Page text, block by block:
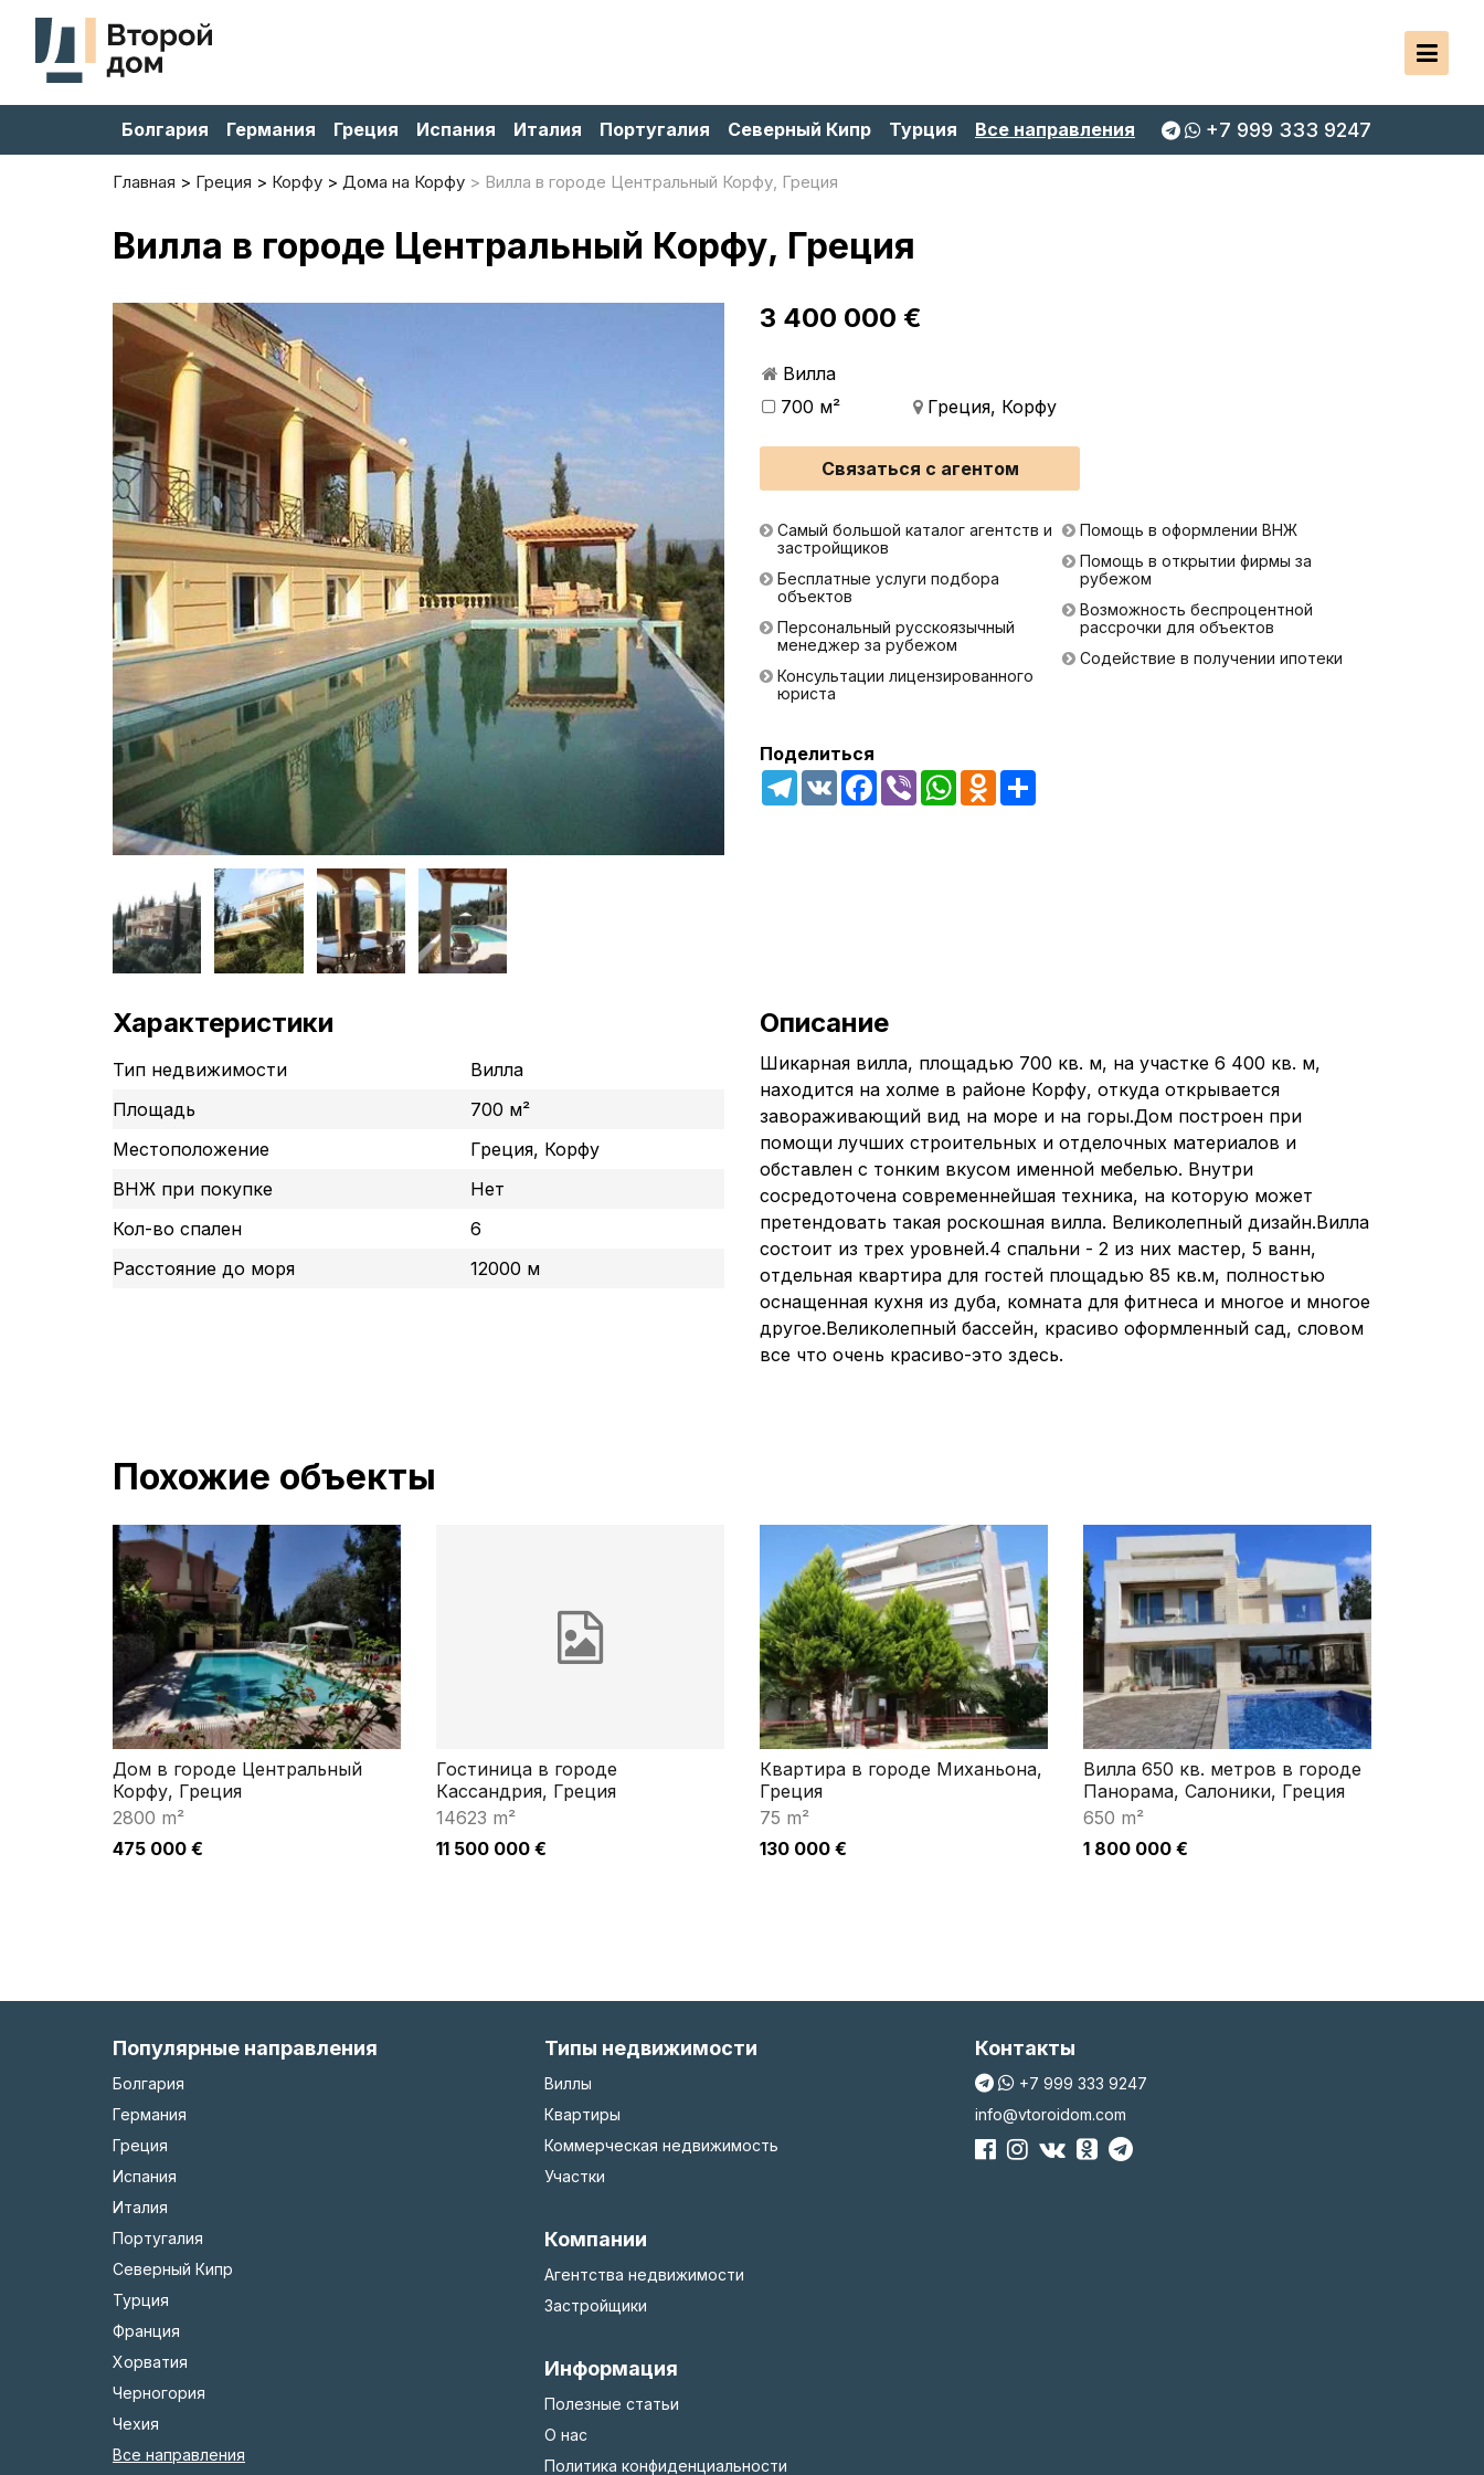
Болгария Германия Греция Испания Италия Португалия Северный Кипр Турция Все направления +7 999 333 9247
Главная Греция Корфу Дома на Корфу Вилла в городе Центральный Корфу, Греция
Вилла в городе Центральный Корфу, Греция
3 400 000 €
Вилла
700 м²
Греция, Корфу
Связаться с агентом
Самый большой каталог агентств и
застройщиков
Бесплатные услуги подбора
объектов
Персональный русскоязычный
менеджер за рубежом
Консультации лицензированного
юриста
Помощь в оформлении ВНЖ
Помощь в открытии фирмы за
рубежом
Возможность беспроцентной
рассрочки для объектов
Содействие в получении ипотеки
Поделиться
Telegram
VK Facebook
Viber WhatsAppOdnoklassniki
Характеристики
Тип недвижимости
Вилла
Площадь
700 м²
Местоположение
Греция, Корфу
ВНЖ при покупке
Нет
Кол-во спален
6
Расстояние до моря
12000 м
Описание
Шикарная вилла, площадью 700 кв. м, на участке 6 400 кв. м,
находится на холме в районе Корфу, откуда открывается
завораживающий вид на море и на горы.Дом построен при
помощи лучших строительных и отделочных материалов и
обставлен с тонким вкусом именной мебелью. Внутри
сосредоточена современнейшая техника, на которую может
претендовать такая роскошная вилла. Великолепный дизайн.Вилла
состоит из трех уровней.4 спальни - 2 из них мастер, 5 ванн,
отдельная квартира для гостей площадью 85 кв.м, полностью
оснащенная кухня из дуба, комната для фитнеса и многое и многое
другое.Великолепный бассейн, красиво оформленный сад, словом
все что очень красиво-это здесь.
Похожие объекты
Дом в городе Центральный
Корфу, Греция
2800 m²
475 000 €
Гостиница в городе
Кассандрия, Греция
14623 m²
11 500 000 €
Квартира в городе Миханьона,
Греция
75 m²
130 000 €
Вилла 650 кв. метров в городе
Панорама, Салоники, Греция
650 m²
1 800 000 €
Популярные направления
Болгария
Германия
Греция
Испания
Италия
Португалия
Северный Кипр
Турция
Франция
Хорватия
Черногория
Чехия
Все направления
Типы недвижимости
Виллы
Квартиры
Коммерческая недвижимость
Участки
Компании
Агентства недвижимости
Застройщики
Информация
Полезные статьи
О нас
Политика конфиденциальности
Контакты
+7 999 333 9247
info@vtoroidom.com